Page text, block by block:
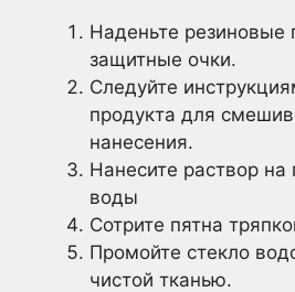
Наденьте резиновые
защитные очки.
Следуйте
продукта для
нанесения.
Нанесите раствор на
воды
Сотрите пятна
Промойте стекло
чистой тканью.